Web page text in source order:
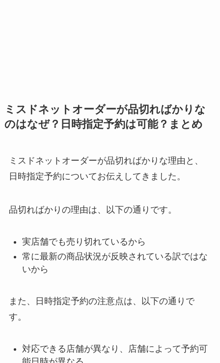
ミスドネットオーダーが品切ればかりな
のはなぜ？日時指定予約は可能？まとめ
ミスドネットオーダーが品切ればかりな理由と、
日時指定予約についてお伝えしてきました。
品切ればかりの理由は、以下の通りです。
実店舗でも売り切れているから
常に最新の商品状況が反映されている訳ではな
いから
また、日時指定予約の注意点は、以下の通りで
す。
対応できる店舗が異なり、店舗によって予約可